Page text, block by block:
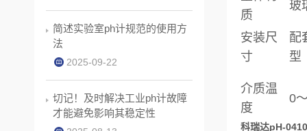
质
玻
安装尺
寸
配
型
介质温
度
0
科瑞达pH-
简述实验室ph计规范的使用方
法
2025-09-22
切记！及时解决工业ph计故障
才能避免影响其稳定性